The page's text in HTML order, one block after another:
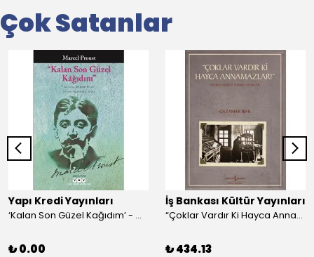
Çok Satanlar
Yapı Kredi Yayınları
‘Kalan Son Güzel Kağıdım’ - Marcel Proust
₺ 0.00
İş Bankası Kültür Yayınları
“Çoklar Vardır Ki Hayca Annamazlar!” - Gazanfer İbar
₺ 434.13